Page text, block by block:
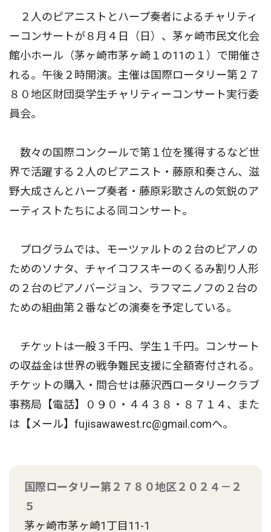
２人のピアニストとハープ奏者によるチャリティ
ーコンサートが８月４日（日）、茅ヶ崎市民文化会
館小ホール（茅ヶ崎市茅ヶ崎１の11の１）で開催さ
れる。午後２時開演。主催は国際ロータリー第２７
８０地区財団奨学生チャリティーコンサート実行委
員会。
数々の国際コンクールで第１位を獲得するなど世
界で活躍する２人のピアニスト・藤原和奏さん、滋
野大成さんとハープ奏者・藤原彩歌さんの気鋭のア
ーティストたちによる同コンサート。
プログラムでは、モーツァルトの２台のピアノの
ためのソナタ、チャイコフスキーのくるみ割り人形
の２台のピアノバージョン、ラフマニノフの２台の
ための組曲第２番などの演奏を予定している。
チケットは一般３千円、学生１千円。コンサート
の収益金は世界の戦争難民支援に全額寄付される。
チケットの購入・問合せは藤沢西ロータリークラブ
事務局【電話】０９０・４４３８・８７１４、また
は【メール】fujisawawest.rc@gmail.comへ。
国際ロータリー第２７８０地区２０２４－２
５
茅ヶ崎市茅ヶ崎1丁目11-1